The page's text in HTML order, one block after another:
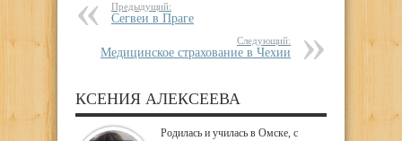
Предыдущий:
Сегвеи в Праге
Следующий:
Медицинское страхование в Чехии
КСЕНИЯ АЛЕКСЕЕВА
Родилась и училась в Омске, с